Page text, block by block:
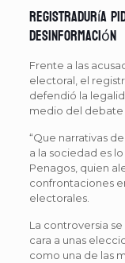
Registraduría
desinformación
Frente a las
electoral, el
defendió la
medio del debate
“Que narrativas
a la sociedad es
Penagos, quien
confrontaciones
electorales.
La controversia
cara a unas
como una de las